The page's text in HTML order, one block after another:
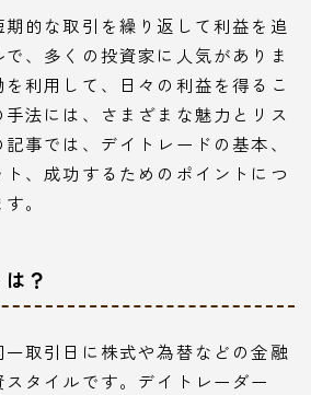
的な取引を繰り返して利益を追
、多くの投資家に人気がありま
利用して、日々の利益を得るこ
法には、さまざまな魅力とリス
事では、デイトレードの基本、
、成功するためのポイントにつ
。
？
取引日に株式や為替などの金融
タイルです。デイトレーダー